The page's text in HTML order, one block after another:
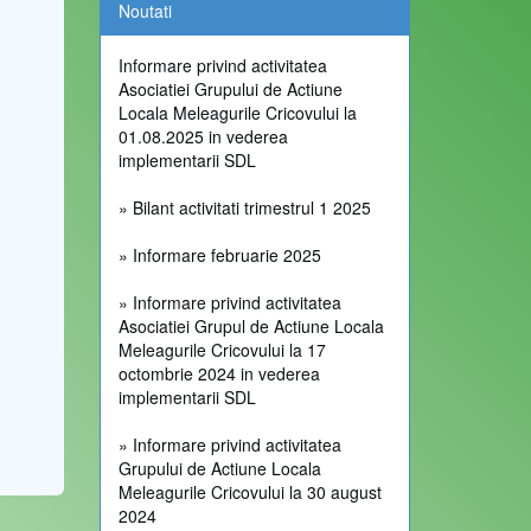
Noutati
Informare privind activitatea
Asociatiei Grupului de Actiune
Locala Meleagurile Cricovului la
01.08.2025 in vederea
implementarii SDL
» Bilant activitati trimestrul 1 2025
» Informare februarie 2025
» Informare privind activitatea
Asociatiei Grupul de Actiune Locala
Meleagurile Cricovului la 17
octombrie 2024 in vederea
implementarii SDL
» Informare privind activitatea
Grupului de Actiune Locala
Meleagurile Cricovului la 30 august
2024